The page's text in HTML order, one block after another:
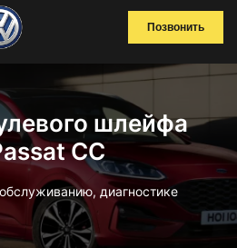
Позвонить
шлейфа
CC
диагностике